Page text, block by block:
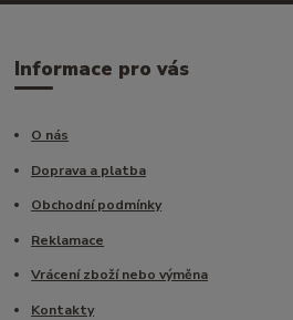
Informace pro vás
O nás
Doprava a platba
Obchodní podmínky
Reklamace
Vrácení zboží nebo výměna
Kontakty